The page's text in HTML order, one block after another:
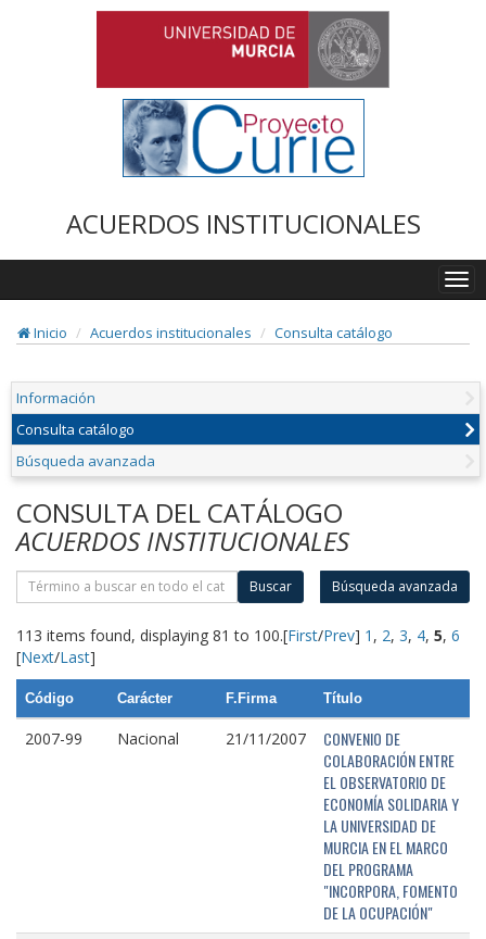
ACUERDOS INSTITUCIONALES
Inicio
Acuerdos institucionales Consulta catálogo
Información
Consulta catálogo
Búsqueda avanzada
CONSULTA DEL CATÁLOGO
ACUERDOS INSTITUCIONALES
Buscar Búsqueda avanzada
113 items found, displaying 81 to 100.[First/Prev] 1 , 2, 3, 4, 5, 6
[Next/Last]
Código Carácter F.Firma Título
2007-99 Nacional 21/11/2007
CONVENIO DE
COLABORACIÓN ENTRE
EL OBSERVATORIO DE
ECONOMÍA SOLIDARIA Y
LA UNIVERSIDAD DE
MURCIA EN EL MARCO
DEL PROGRAMA
"INCORPORA, FOMENTO
DE LA OCUPACIÓN"